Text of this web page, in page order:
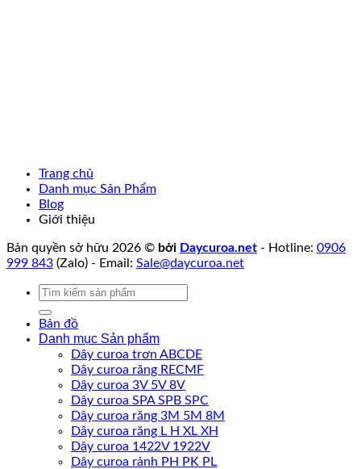
Trang chủ
Danh mục Sản Phẩm
Blog
Giới thiệu
Bản quyền sở hữu 2026 © bởi Daycuroa.net - Hotline: 0906
999 843 (Zalo) - Email: Sale@daycuroa.net
Tìm
Bản đồ
Danh mục Sản phẩm
Dây curoa trơn ABCDE
Dây curoa răng RECMF
Dây curoa 3V 5V 8V
Dây curoa SPA SPB SPC
Dây curoa răng 3M 5M 8M
Dây curoa răng L H XL XH
Dây curoa 1422V 1922V
Dây curoa rảnh PH PK PL